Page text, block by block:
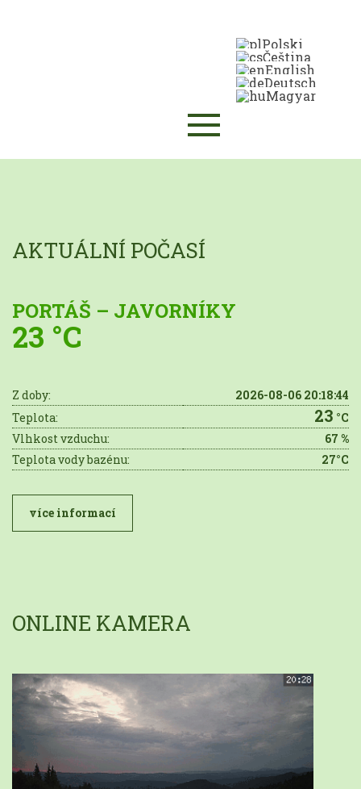
Polski
Čeština
English
Deutsch
Magyar
AKTUÁLNÍ POČASÍ
PORTÁŠ – JAVORNÍKY
23 °C
Z doby:
2026-08-06 20:18:44
Teplota:
23 °C
Vlhkost vzduchu:
67 %
Teplota vody bazénu:
27°C
více informací
ONLINE KAMERA